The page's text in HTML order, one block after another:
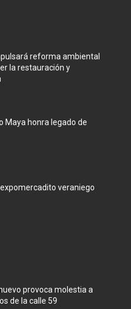
reforma ambiental
la restauración y
Maya honra legado de
veraniego
provoca molestia a
de la calle 59